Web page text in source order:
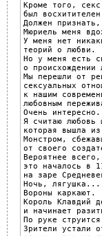
Кроме того, секс
был
Должен признать,
Мюриель меня
У меня нет
теорий о любви.
Но у меня есть
о происхождении
Мы перешли от
сексуальных
к нашим
любовным
Очень интересно.
Я считаю любовь
которая вышла
Монстром,
от своего
Вероятнее всего,
это началось в
на заре
Ночь, лягушка...
Вороны каркают.
Король Клавдий
и начинает
По руке
Зрители устали